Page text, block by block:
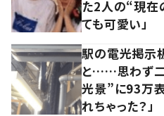
た2人の“現
ても可愛い」
駅の電光掲示
と……思わず二
光景”に93万表
れちゃった？」